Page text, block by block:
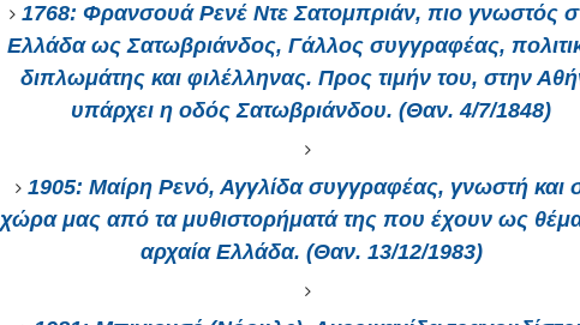
1768: Φρανσουά Ρενέ Ντε Σατομπριάν, πιο γνωστός
Ελλάδα ως Σατωβριάνδος, Γάλλος συγγραφέας,
διπλωμάτης και φιλέλληνας. Προς τιμήν του, στην
υπάρχει η οδός Σατωβριάνδου. (Θαν. 4/7/1848)
1905: Μαίρη Ρενό, Αγγλίδα συγγραφέας, γνωστή και
χώρα μας από τα μυθιστορήματά της που έχουν ως
αρχαία Ελλάδα. (Θαν. 13/12/1983)